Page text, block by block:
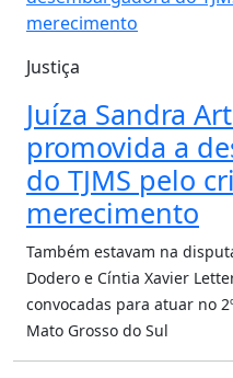
Justiça
Juíza Sandra
promovida a
do TJMS pelo
merecimento
Também estavam na
Dodero e Cíntia Xavier
convocadas para atuar no
Mato Grosso do Sul